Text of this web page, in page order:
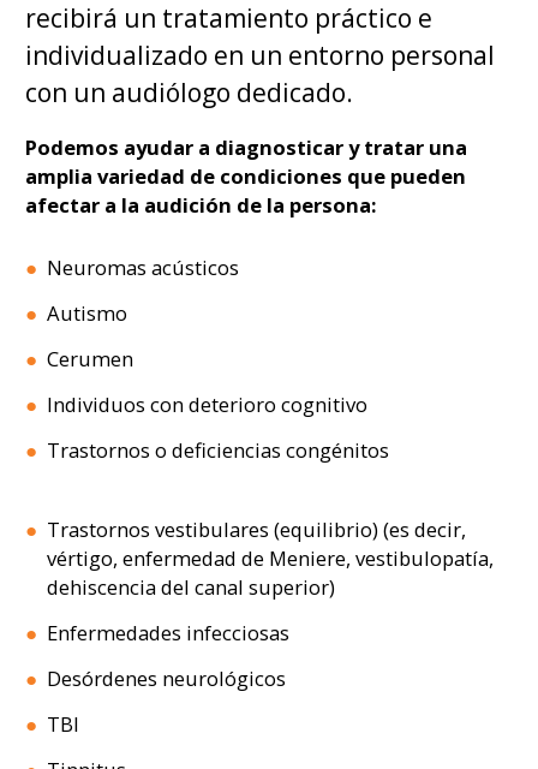
recibirá un tratamiento práctico e
individualizado en un entorno personal
con un audiólogo dedicado.
Podemos ayudar a diagnosticar y tratar una
amplia variedad de condiciones que pueden
afectar a la audición de la persona:
Neuromas acústicos
Autismo
Cerumen
Individuos con deterioro cognitivo
Trastornos o deficiencias congénitos
Trastornos vestibulares (equilibrio) (es decir,
vértigo, enfermedad de Meniere, vestibulopatía,
dehiscencia del canal superior)
Enfermedades infecciosas
Desórdenes neurológicos
TBI